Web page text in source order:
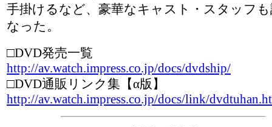
手掛けるなど、豪華なキャスト・スタッフ
なった。
□DVD発売一覧
http://av.watch.impress.co.jp/docs/dvdship/
□DVD通販リンク集【α版】
http://av.watch.impress.co.jp/docs/link/